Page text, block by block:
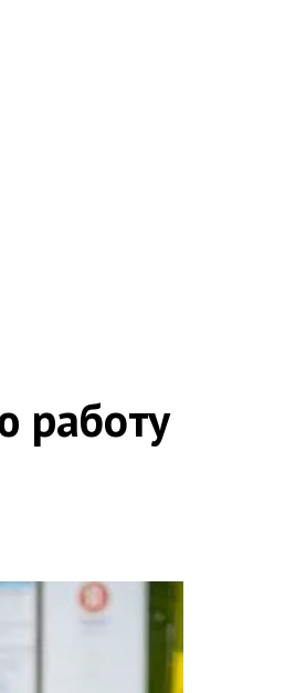
работу